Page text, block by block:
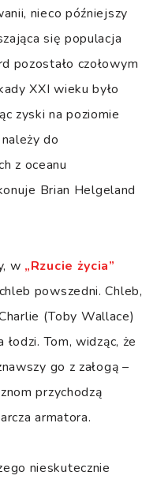
nieco późniejszy
się populacja
pozostało czołowym
XXI wieku było
zyski na poziomie
do
z oceanu
Brian Helgeland
w „Rzucie życia”
powszedni. Chleb,
(Toby Wallace)
Tom, widząc, że
go z załogą –
przychodzą
armatora.
nieskutecznie